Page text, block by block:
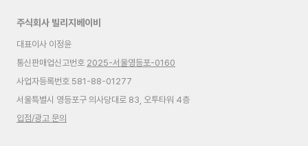
주식회사 빌리지베이비
대표이사 이정윤
통신판매업신고번호 2025-서울영등포-0160
사업자등록번호 581-88-01277
서울특별시 영등포구 의사당대로 83, 오투타워 4층
입점/광고 문의